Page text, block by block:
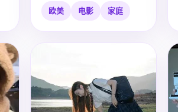
欧美 电影 家庭